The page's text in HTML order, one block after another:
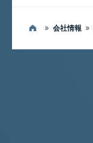
» 会社情報 »